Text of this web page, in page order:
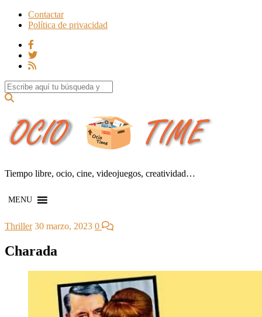
Contactar
Política de privacidad
Search for:
Tiempo libre, ocio, cine, videojuegos, creatividad…
MENU
Thriller 30 marzo, 2023 0
Charada